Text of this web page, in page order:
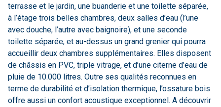
terrasse et le jardin, une buanderie et une toilette séparée,
à l’étage trois belles chambres, deux salles d’eau (l’une
avec douche, l’autre avec baignoire), et une seconde
toilette séparée, et au-dessus un grand grenier qui pourra
accueillir deux chambres supplémentaires. Elles disposent
de châssis en PVC, triple vitrage, et d’une citerne d’eau de
pluie de 10.000 litres. Outre ses qualités reconnues en
terme de durabilité et d’isolation thermique, l’ossature bois
offre aussi un confort acoustique exceptionnel. A découvrir